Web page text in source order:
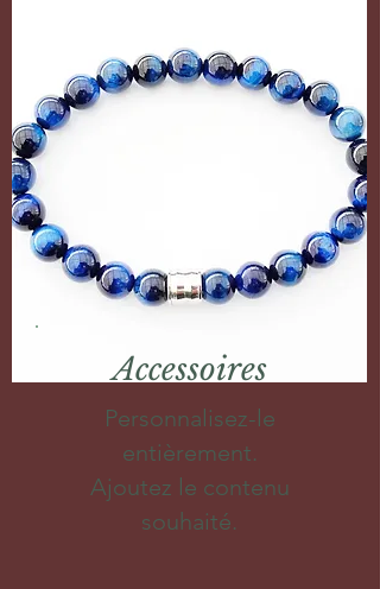
Accessoires
Personnalisez-le
entièrement.
Ajoutez le contenu
souhaité.